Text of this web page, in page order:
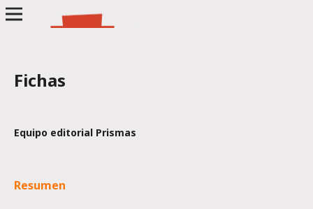
Fichas
Equipo editorial Prismas
Resumen